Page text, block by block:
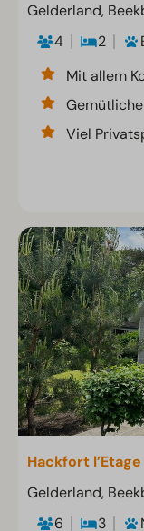
Gelderland,
4
2
Mit allem
Viel
Hackfort
Gelderland,
6
3